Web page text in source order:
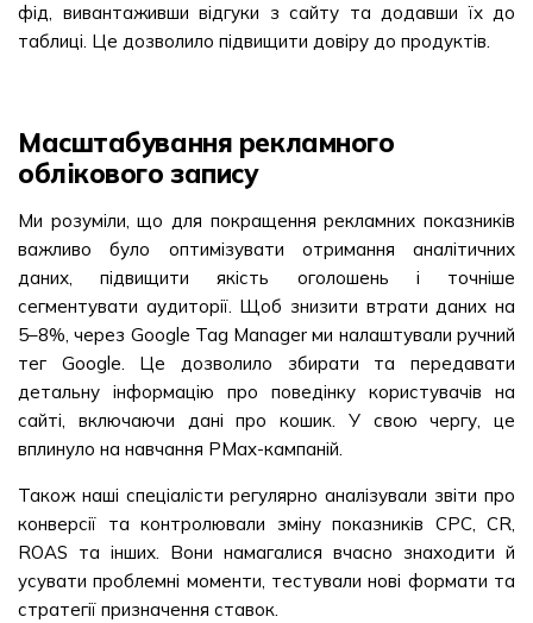
фід, вивантаживши відгуки з сайту та додавши їх до
таблиці. Це дозволило підвищити довіру до продуктів.
Масштабування рекламного
облікового запису
Ми розуміли, що для покращення рекламних показників
важливо було оптимізувати отримання аналітичних
даних, підвищити якість оголошень і точніше
сегментувати аудиторії. Щоб знизити втрати даних на
5–8%, через Google Tag Manager ми налаштували ручний
тег Google. Це дозволило збирати та передавати
детальну інформацію про поведінку користувачів на
сайті, включаючи дані про кошик. У свою чергу, це
вплинуло на навчання PMax-кампаній.
Також наші спеціалісти регулярно аналізували звіти про
конверсії та контролювали зміну показників СРС, CR,
ROAS та інших. Вони намагалися вчасно знаходити й
усувати проблемні моменти, тестували нові формати та
стратегії призначення ставок.